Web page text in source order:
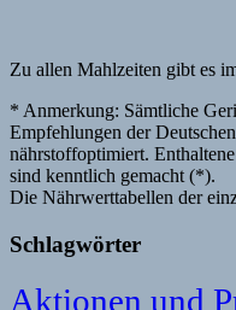
Zu allen Mahlzeiten gibt es
* Anmerkung: Sämtliche
Empfehlungen der
nährstoffoptimiert.
sind kenntlich gemacht (*).
Die Nährwerttabellen der
Schlagwörter
Aktionen und